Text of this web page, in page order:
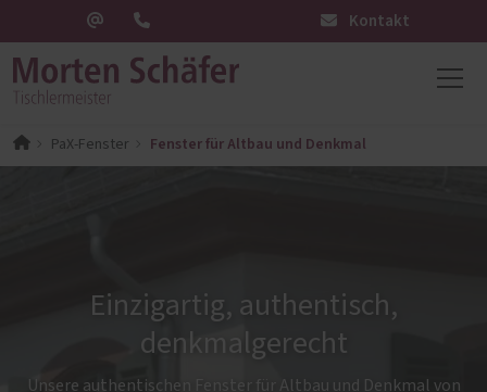
Kontakt
PaX-Fenster Fenster für Altbau und Denkmal
Einzigartig, authentisch,
denkmalgerecht
Unsere authentischen Fenster für Altbau und Denkmal von